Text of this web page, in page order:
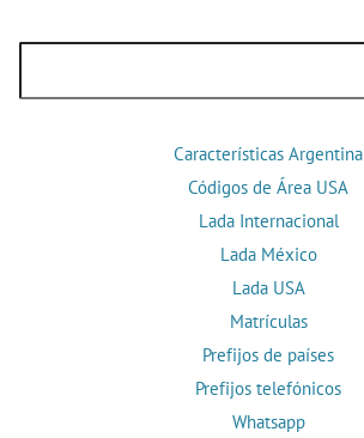
Características Argentina
Códigos de Área USA
Lada Internacional
Lada México
Lada USA
Matrículas
Prefijos de países
Prefijos telefónicos
Whatsapp